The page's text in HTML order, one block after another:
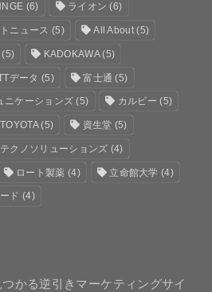
(6) ライオン (6)
ニュース (5) All About(5)
(5) KADOKAWA(5)
データ (5) 富士通 (5)
ニケーションズ (5) カルビー (5)
TOYOTA(5) 資生堂 (5)
クノソリューションズ (4)
ロート製薬 (4) 立命館大学 (4)
ド (4)
かる逆引きマーケティングサイ